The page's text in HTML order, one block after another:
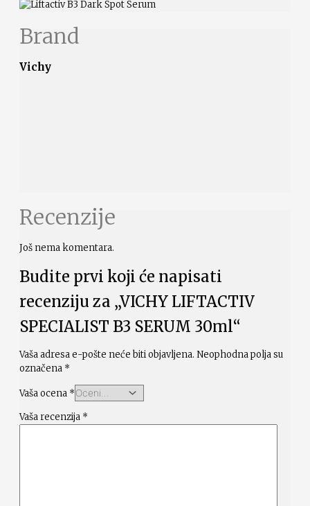
Brand
Vichy
Recenzije
Još nema komentara.
Budite prvi koji će napisati
recenziju za „VICHY LIFTACTIV
SPECIALIST B3 SERUM 30ml“
Vaša adresa e-pošte neće biti objavljena. Neophodna polja su
označena *
Vaša ocena *
Vaša recenzija *